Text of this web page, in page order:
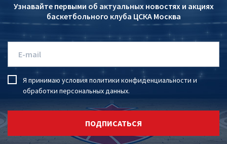
Узнавайте первыми об актуальных новостях и акциях
баскетбольного клуба ЦСКА Москва
Я принимаю условия политики конфиденциальности и
обработки персональных данных.
ПОДПИСАТЬСЯ